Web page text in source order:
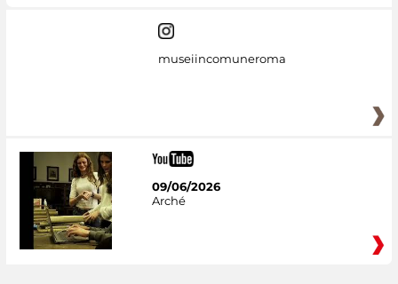
museiincomuneroma
09/06/2026
Arché